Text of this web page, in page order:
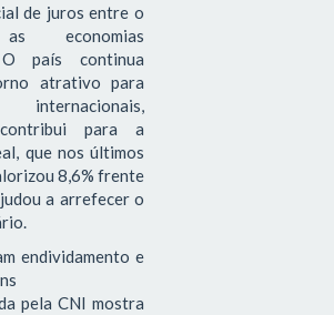
de juros entre o
economias
O país continua
atrativo para
para a
que nos últimos
8,6% frente
a arrefecer o
endividamento e
pela CNI mostra